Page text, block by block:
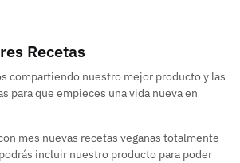
Recetas
compartiendo nuestro mejor producto y las
para que empieces una vida nueva en
mes nuevas recetas veganas totalmente
incluir nuestro producto para poder